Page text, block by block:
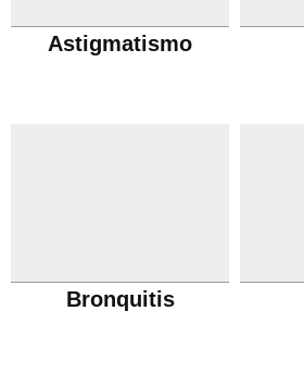
Astigmatismo
Bronquitis